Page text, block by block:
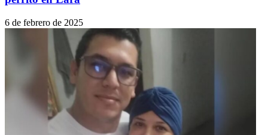
6 de febrero de 2025